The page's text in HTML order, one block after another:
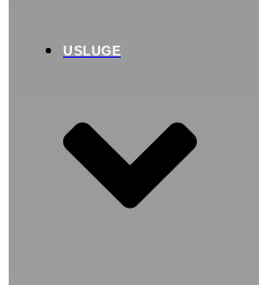
USLUGE